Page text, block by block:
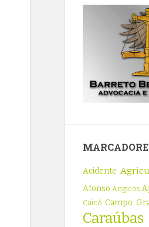
Acidente
Afonso Angicos
Caicó Campo
Caraúbas